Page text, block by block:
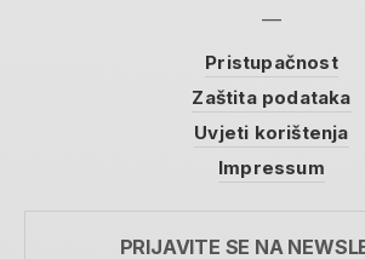
Pristupačnost
Zaštita podataka
Uvjeti korištenja
Impressum
PRIJAVITE SE NA